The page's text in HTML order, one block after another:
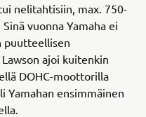
nelitahtisiin, max. 750-
vuonna Yamaha ei
puutteellisen
ajoi kuitenkin
DOHC-moottorilla
Yamahan ensimmäinen